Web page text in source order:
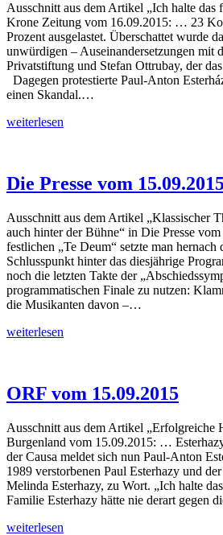
Ausschnitt aus dem Artikel „Ich halte das
Krone Zeitung vom 16.09.2015: … 23
Prozent ausgelastet. Überschattet wurde
unwürdigen – Auseinandersetzungen mit
Privatstiftung und Stefan Ottrubay, der
Dagegen protestierte Paul-Anton
einen Skandal.…
Krone
weiterlesen
Die Presse vom
Ausschnitt aus dem Artikel „Klassischer
auch hinter der Bühne“ in Die Presse
festlichen „Te Deum“ setzte man hernach
Schlusspunkt hinter das diesjährige
noch die letzten Takte der
programmatischen Finale zu nutzen:
die Musikanten davon –…
Die
weiterlesen
ORF vom 15.09.2015
Ausschnitt aus dem Artikel „Erfolgreiche
Burgenland vom 15.09.2015: …
der Causa meldet sich nun Paul-Anton
1989 verstorbenen Paul Esterhazy und
Melinda Esterhazy, zu Wort. „Ich halte
Familie Esterhazy hätte nie derart gegen
ORF
weiterlesen